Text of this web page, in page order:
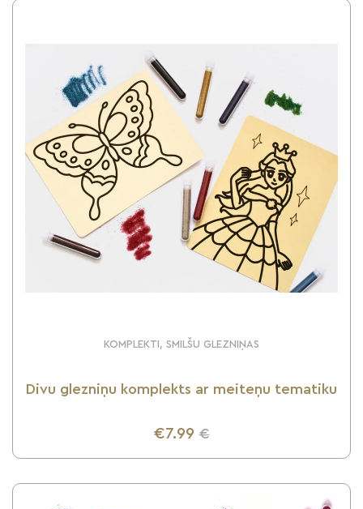
KOMPLEKTI, SMILŠU GLEZNIŅAS
Divu glezniņu komplekts ar meiteņu tematiku
€7.99 €
UZZINI VAIRĀK